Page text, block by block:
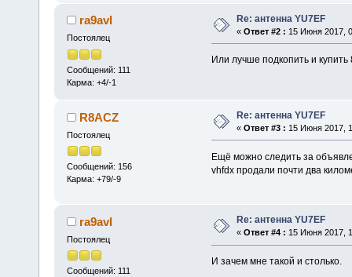
ra9avl
Постоялец
Сообщений: 111
Карма: +4/-1
Re: антенна YU7EF
« Ответ #2 : 15 Июня 2017,
Или лучше подкопить и
R8ACZ
Постоялец
Сообщений: 156
Карма: +79/-9
Re: антенна YU7EF
« Ответ #3 : 15 Июня 2017,
Ещё можно следить за
vhfdx продали почти два
ra9avl
Постоялец
Сообщений: 111
Re: антенна YU7EF
« Ответ #4 : 15 Июня 2017,
И зачем мне такой и столько.